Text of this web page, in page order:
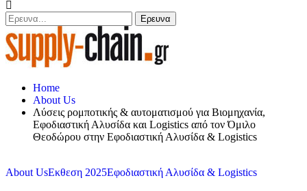
Home
About Us
Λύσεις ρομποτικής & αυτοματισμού για Βιομηχανία,
Εφοδιαστική Αλυσίδα και Logistics από τον Όμιλο
Θεοδώρου στην Εφοδιαστική Αλυσίδα & Logistics
About UsΕκθεση 2025Εφοδιαστική Αλυσίδα & Logistics